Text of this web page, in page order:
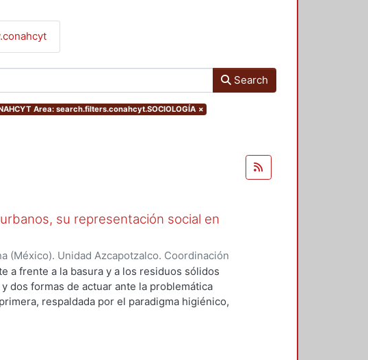
Search
Area: search.filters.conahcyt.SOCIOLOGÍA ×
su representación social en
(México). Unidad Azcapotzalco. Coordinación
)Bautista Magallón, Jesús Salvador
a frente a la basura y a los residuos sólidos
dos formas de actuar ante la problemática
respaldada por el paradigma higiénico,